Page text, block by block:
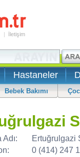
| İletişim
Hastaneler
Bebek Bakımı
Adı:
Ertuğrulgazi
0 (414) 247